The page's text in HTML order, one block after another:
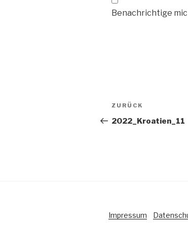
Benachrichtige
Vorheriger
Beitrag
ZURÜCK
2022_Kroatien_11
Impressum